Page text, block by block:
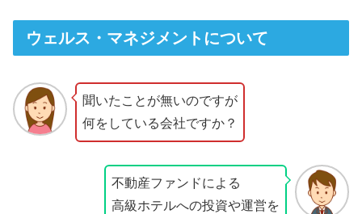
ウェルス・マネジメントについて
聞いたことが無いのですが
何をしている会社ですか？
不動産ファンドによる
高級ホテルへの投資や運営を